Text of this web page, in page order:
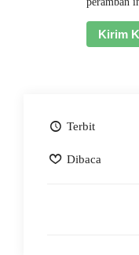
Terbit
Dibaca